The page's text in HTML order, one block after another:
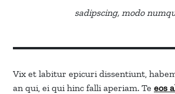
sadipscing, modo
Vix et labitur epicuri dissentiunt,
an qui, ei qui hinc falli aperiam. Te eos